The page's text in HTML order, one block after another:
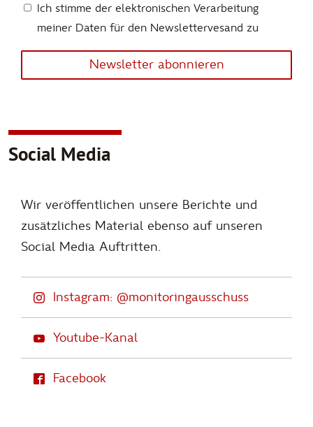
Ich stimme der elektronischen Verarbeitung
meiner Daten für den Newslettervesand zu
Newsletter abonnieren
Social Media
Wir veröffentlichen unsere Berichte und
zusätzliches Material ebenso auf unseren
Social Media Auftritten.
Instagram: @monitoringausschuss
Youtube-Kanal
Facebook